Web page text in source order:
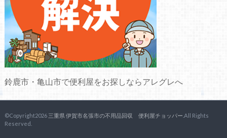
鈴鹿市・亀山市で便利屋をお探しならアレグレへ
©Copyright2026 三重県 伊賀市名張市の不用品回収 便利屋チョッパー .All Rights
Reserved.